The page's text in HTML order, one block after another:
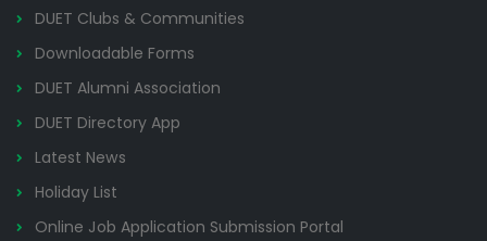
DUET Clubs & Communities
Downloadable Forms
DUET Alumni Association
DUET Directory App
Latest News
Holiday List
Online Job Application Submission Portal